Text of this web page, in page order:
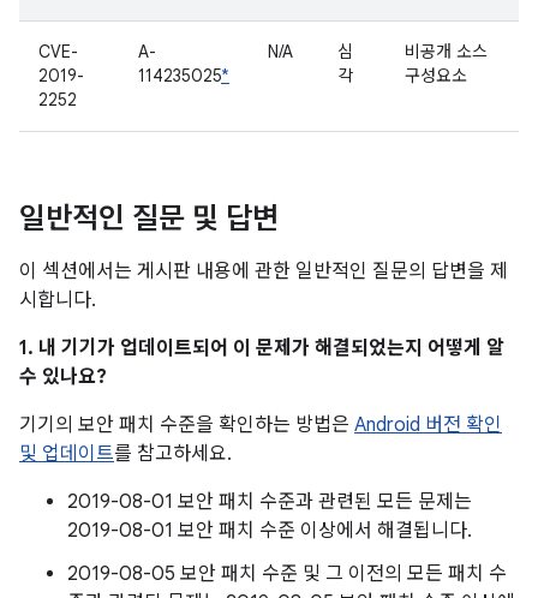
CVE-
2019-
2252
A-
114235025*
N/A
심
각
비공개 소스
구성요소
일반적인 질문 및 답변
이 섹션에서는 게시판 내용에 관한 일반적인 질문의 답변을 제
시합니다.
1. 내 기기가 업데이트되어 이 문제가 해결되었는지 어떻게 알
수 있나요?
기기의 보안 패치 수준을 확인하는 방법은 Android 버전 확인
및 업데이트를 참고하세요.
2019-08-01 보안 패치 수준과 관련된 모든 문제는
2019-08-01 보안 패치 수준 이상에서 해결됩니다.
2019-08-05 보안 패치 수준 및 그 이전의 모든 패치 수